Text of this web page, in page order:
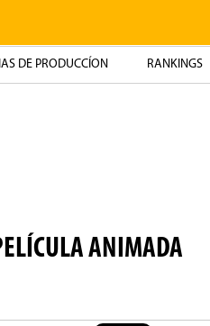
DE PRODUCCÍON RANKINGS
ANIMADA